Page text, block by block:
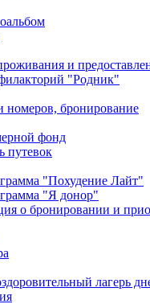
и
"Родник"
номеров, бронирование
фонд
путевок
"Похудение Лайт"
"Я донор"
о бронировании и
лагерь